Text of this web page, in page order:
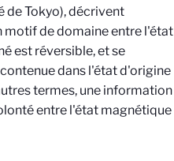
de Tokyo), décrivent
motif de domaine entre l'état
est réversible, et se
dans l'état d'origine
termes, une information
entre l'état magnétique